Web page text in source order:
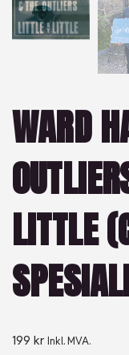
WARD
LITTLE
199 kr Inkl. MVA.